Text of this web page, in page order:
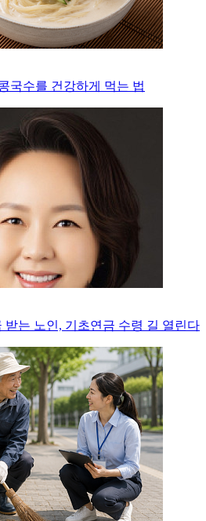
국수를 건강하게 먹는 법
받는 노인, 기초연금 수령 길 열린다